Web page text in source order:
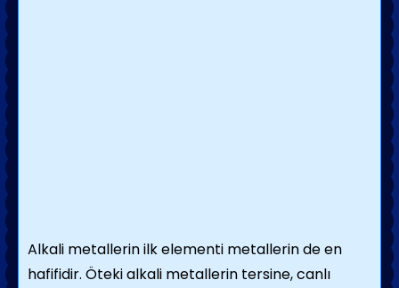
Alkali metallerin ilk elementi metallerin de en
hafifidir. Öteki alkali metallerin tersine, canlı